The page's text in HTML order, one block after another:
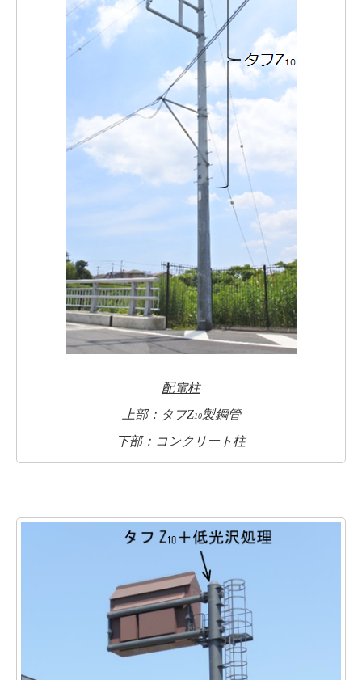
配電柱
上部：タフZ10製鋼管
下部：コンクリート柱